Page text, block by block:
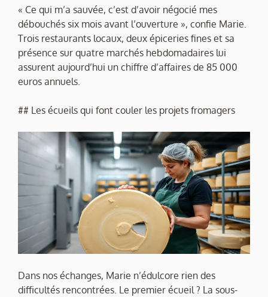
« Ce qui m’a sauvée, c’est d’avoir négocié mes
débouchés six mois avant l’ouverture », confie Marie.
Trois restaurants locaux, deux épiceries fines et sa
présence sur quatre marchés hebdomadaires lui
assurent aujourd’hui un chiffre d’affaires de 85 000
euros annuels.
## Les écueils qui font couler les projets fromagers
Dans nos échanges, Marie n’édulcore rien des
difficultés rencontrées. Le premier écueil ? La sous-